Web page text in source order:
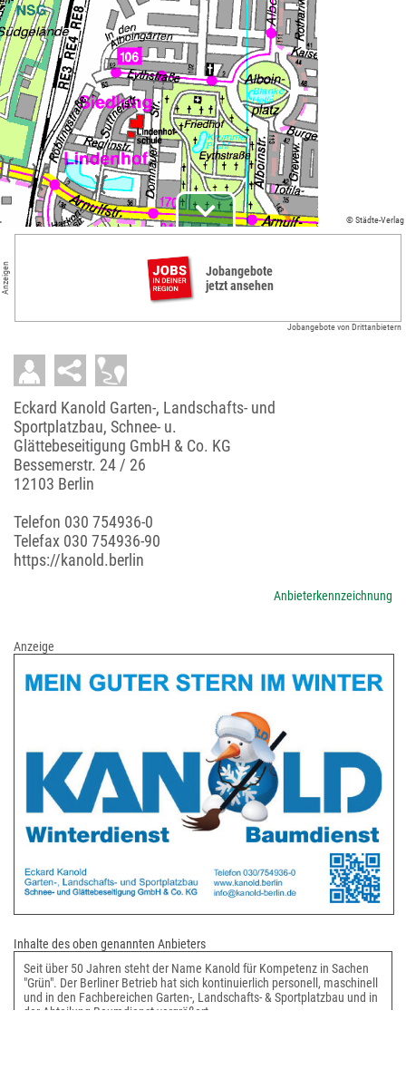
© Städte-Verlag
Anzeigen
Jobangebote
jetzt ansehen
Jobangebote von Drittanbietern
Eckard Kanold Garten-, Landschafts- und
Sportplatzbau, Schnee- u.
Glättebeseitigung GmbH & Co. KG
Bessemerstr. 24 / 26
12103 Berlin
Telefon 030 754936-0
Telefax 030 754936-90
https://kanold.berlin
Anbieterkennzeichnung
Anzeige
Inhalte des oben genannten Anbieters
Seit über 50 Jahren steht der Name Kanold für Kompetenz in Sachen
"Grün". Der Berliner Betrieb hat sich kontinuierlich personell, maschinell
und in den Fachbereichen Garten-, Landschafts- & Sportplatzbau und in
der Abteilung Baumdienst vergrößert.